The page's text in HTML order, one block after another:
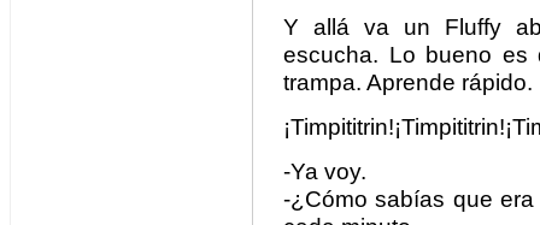
Y allá va un Fluffy
escucha. Lo bueno
trampa. Aprende rápido.
-Ya voy.
-¿Cómo sabías que